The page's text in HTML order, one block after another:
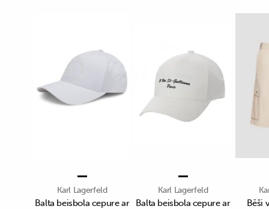
Karl Lagerfeld
Balta beisbola cepure ar
Karl Lagerfeld
Balta beisbola cepure ar
Bēši